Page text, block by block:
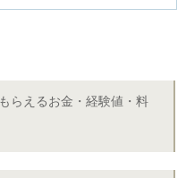
らえるお金・経験値・料